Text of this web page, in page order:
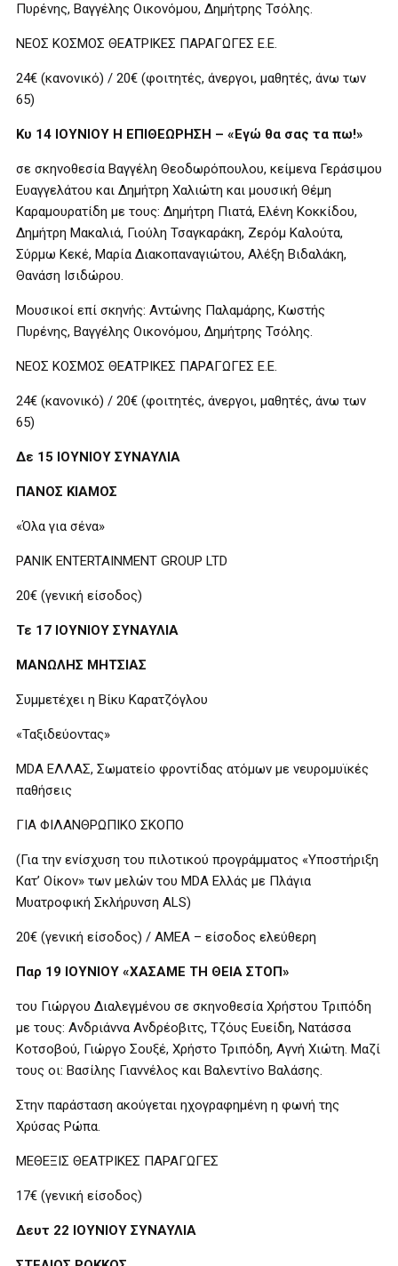
Πυρένης, Βαγγέλης Οικονόμου, Δημήτρης Τσόλης.
ΝΕΟΣ ΚΟΣΜΟΣ ΘΕΑΤΡΙΚΕΣ ΠΑΡΑΓΩΓΕΣ Ε.Ε.
24€ (κανονικό) / 20€ (φοιτητές, άνεργοι, μαθητές, άνω των
65)
Κυ 14 ΙΟΥΝΙΟΥ Η ΕΠΙΘΕΩΡΗΣΗ – «Εγώ θα σας τα πω!»
σε σκηνοθεσία Βαγγέλη Θεοδωρόπουλου, κείμενα Γεράσιμου
Ευαγγελάτου και Δημήτρη Χαλιώτη και μουσική Θέμη
Καραμουρατίδη με τους: Δημήτρη Πιατά, Ελένη Κοκκίδου,
Δημήτρη Μακαλιά, Γιούλη Τσαγκαράκη, Ζερόμ Καλούτα,
Σύρμω Κεκέ, Μαρία Διακοπαναγιώτου, Αλέξη Βιδαλάκη,
Θανάση Ισιδώρου.
Μουσικοί επί σκηνής: Αντώνης Παλαμάρης, Κωστής
Πυρένης, Βαγγέλης Οικονόμου, Δημήτρης Τσόλης.
ΝΕΟΣ ΚΟΣΜΟΣ ΘΕΑΤΡΙΚΕΣ ΠΑΡΑΓΩΓΕΣ Ε.Ε.
24€ (κανονικό) / 20€ (φοιτητές, άνεργοι, μαθητές, άνω των
65)
Δε 15 ΙΟΥΝΙΟΥ ΣΥΝΑΥΛΙΑ
ΠΑΝΟΣ ΚΙΑΜΟΣ
«Όλα για σένα»
PANIK ENTERTAINMENT GROUP LTD
20€ (γενική είσοδος)
Τε 17 ΙΟΥΝΙΟΥ ΣΥΝΑΥΛΙΑ
ΜΑΝΩΛΗΣ ΜΗΤΣΙΑΣ
Συμμετέχει η Βίκυ Καρατζόγλου
«Ταξιδεύοντας»
MDA ΕΛΛΑΣ, Σωματείο φροντίδας ατόμων με νευρομυϊκές
παθήσεις
ΓΙΑ ΦΙΛΑΝΘΡΩΠΙΚΟ ΣΚΟΠΟ
(Για την ενίσχυση του πιλοτικού προγράμματος «Υποστήριξη
Κατ’ Οίκον» των μελών του MDA Ελλάς με Πλάγια
Μυατροφική Σκλήρυνση ALS)
20€ (γενική είσοδος) / ΑΜΕΑ – είσοδος ελεύθερη
Παρ 19 ΙΟΥΝΙΟΥ «ΧΑΣΑΜΕ ΤΗ ΘΕΙΑ ΣΤΟΠ»
του Γιώργου Διαλεγμένου σε σκηνοθεσία Χρήστου Τριπόδη
με τους: Ανδριάννα Ανδρέοβιτς, Τζόυς Ευείδη, Νατάσσα
Κοτσοβού, Γιώργο Σουξέ, Χρήστο Τριπόδη, Αγνή Χιώτη. Μαζί
τους οι: Βασίλης Γιαννέλος και Βαλεντίνο Βαλάσης.
Στην παράσταση ακούγεται ηχογραφημένη η φωνή της
Χρύσας Ρώπα.
ΜΕΘΕΞΙΣ ΘΕΑΤΡΙΚΕΣ ΠΑΡΑΓΩΓΕΣ
17€ (γενική είσοδος)
Δευτ 22 ΙΟΥΝΙΟΥ ΣΥΝΑΥΛΙΑ